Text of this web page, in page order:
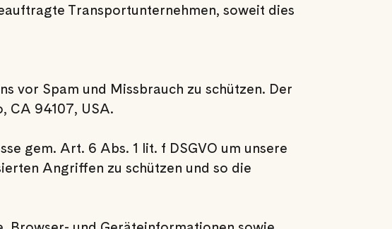
Transportunternehmen, soweit dies
vor Spam und Missbrauch zu schützen. Der
CA 94107, USA.
gem. Art. 6 Abs. 1 lit. f DSGVO um unsere
Angriffen zu schützen und so die